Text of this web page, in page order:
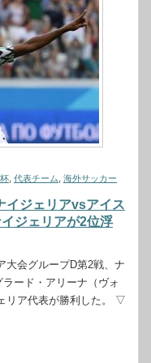
代表チーム 海外サッカー
イジェリアvsアイス
ジェリアが2位浮
大会グループD第2戦、ナ
ード・アリーナ（ヴォ
リア代表が勝利した。 ▽